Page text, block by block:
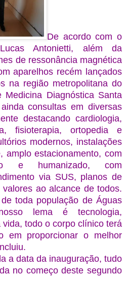
De acordo com o
Antonietti, além da
de ressonância magnética
aparelhos recém lançados
na região metropolitana do
Diagnóstica Santa
consultas em diversas
destacando cardiologia,
fisioterapia, ortopedia e
modernos, instalações
amplo estacionamento, com
e humanizado, com
via SUS, planos de
ao alcance de todos.
toda população de Águas
lema é tecnologia,
todo o corpo clínico terá
em proporcionar o melhor
a data da inauguração, tudo
no começo deste segundo